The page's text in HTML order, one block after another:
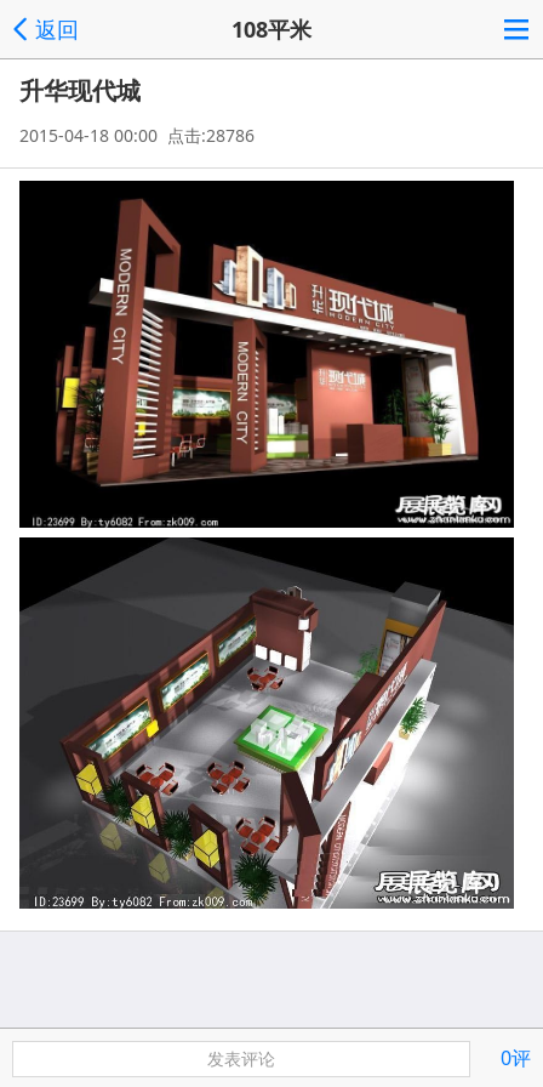
返回 108平米
升华现代城
2015-04-18 00:00 点击:28786
发表评论 0评